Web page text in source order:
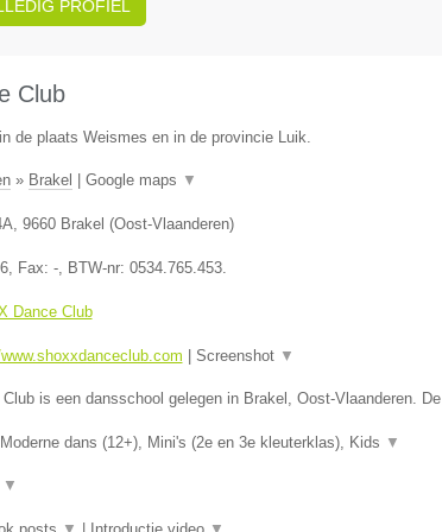
PROFIEL
Club
de plaats Weismes en in de provincie Luik.
» Brakel Google maps ▼
, 9660 Brakel (Oost-Vlaanderen)
, Fax: -, BTW-nr: 0534.765.453.
Dance Club
Screenshot ▼
is een dansschool gelegen in Brakel, Oost-Vlaanderen. De
dans (12+), Mini's (2e en 3e kleuterklas), Kids ▼
▼